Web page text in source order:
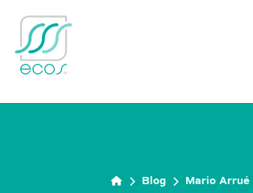
Blog Mario Arrué